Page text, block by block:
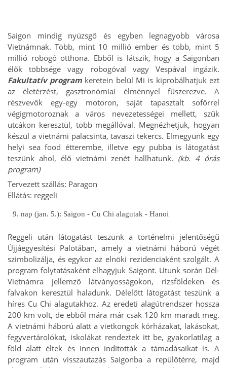
Saigon mindig nyüzsgő és egyben legnagyobb városa
Vietnámnak. Több, mint 10 millió ember és több, mint 5
millió robogó otthona. Ebből is látszik, hogy a Saigonban
élők többsége vagy robogóval vagy Vespával ingázik.
Fakultatív program keretein belül Mi is kiprobálhatjuk ezt
az életérzést, gasztronómiai élménnyel fűszerezve. A
részvevők egy-egy motoron, saját tapasztalt sofőrrel
végigmotoroznak a város nevezetességei mellett, szűk
utcákon keresztül, több megállóval. Megnézhetjük, hogyan
készül a vietnámi palacsinta, tavaszi tekercs. Elmegyünk egy
helyi sea food étterembe, illetve egy pubba is látogatást
teszünk ahol, élő vietnámi zenét hallhatunk. (kb. 4 órás
program)
Tervezett szállás: Paragon
Ellátás: reggeli
9. nap (jan. 5.): Saigon - Cu Chi alagutak - Hanoi
Reggeli után látogatást teszünk a történelmi jelentőségű
Újjáegyesítési Palotában, amely a vietnámi háború végét
szimbolizálja, és egykor az elnöki rezidenciaként szolgált. A
program folytatásaként elhagyjuk Saigont. Utunk során Dél-
Vietnámra jellemző látványosságokon, rizsföldeken és
falvakon keresztül haladunk. Délelőtt látogatást teszünk a
híres Cu Chi alagutakhoz. Az eredeti alagútrendszer hossza
200 km volt, de ebből mára már csak 120 km maradt meg.
A vietnámi háború alatt a vietkongok kórházakat, lakásokat,
fegyvertárolókat, iskolákat rendeztek itt be, gyakorlatilag a
föld alatt éltek és innen indították a támadásaikat is. A
program után visszautazás Saigonba a repülőtérre, majd